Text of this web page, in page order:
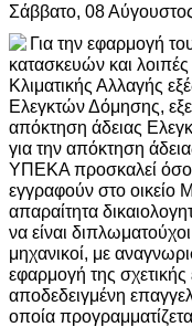
Σάββατο, 08
Για την εφαρμογή
κατασκευών και
Κλιματικής Αλλαγής
Ελεγκτών Δόμησης,
απόκτηση άδειας
για την απόκτηση
ΥΠΕΚΑ προσκαλεί
εγγραφούν στο
απαραίτητα
να είναι
μηχανικοί, με
εφαρμογή της σχετικής
αποδεδειγμένη
οποία